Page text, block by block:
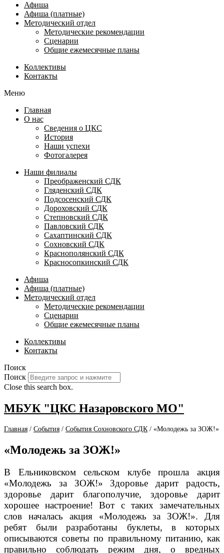
Афиша
Афиша (платные)
Методический отдел
Методические рекомендации
Сценарии
Общие ежемесячные планы
Коллективы
Контакты
Меню
Главная
О нас
Сведения о ЦКС
История
Наши успехи
Фотогалерея
Наши филиалы
Преображенский СДК
Гляденский СДК
Подсосенский СДК
Дороховский СДК
Степновский СДК
Павловский СДК
Сахаптинский СДК
Сохновский СДК
Краснополянский СДК
Красносопкинский СДК
Афиша
Афиша (платные)
Методический отдел
Методические рекомендации
Сценарии
Общие ежемесячные планы
Коллективы
Контакты
Поиск
Поиск
Close this search box.
МБУК "ЦКС Назаровского МО"
Главная / События / События Сохновского СДК / «Молодежь за ЗОЖ!»
«Молодежь за ЗОЖ!»
В Ельниковском сельском клубе прошла акция
«Молодежь за ЗОЖ!» Здоровье дарит радость,
здоровье дарит благополучие, здоровье дарит
хорошее настроение! Вот с таких замечательных
слов началась акция «Молодежь за ЗОЖ!». Для
ребят были разработаны буклеты, в которых
описываются советы по правильному питанию, как
правильно соблюдать режим дня, о вредных